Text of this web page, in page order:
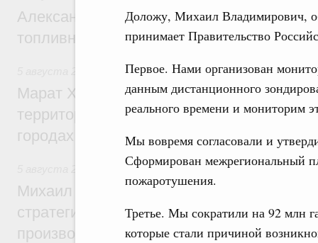
Доложу, Михаил Владимирович,
принимает Правительство
Первое. Нами организован
данным дистанционного
реального времени и мониторим
Мы вовремя согласовали и
Сформирован межрегиональный
пожаротушения.
Третье. Мы сократили на 92 млн
которые стали причиной
Александр Новак провёл совещание по
топливном рынке
Жилищная политика, рынок жилья
Марат Хуснуллин: Первые проекты
территорий в Донбассе и Новороссии
городах ДНР
Вопросы производительности труда и
Михаил Мишустин дал поручения по
стратегической сессии, посвящённой
производительности труда